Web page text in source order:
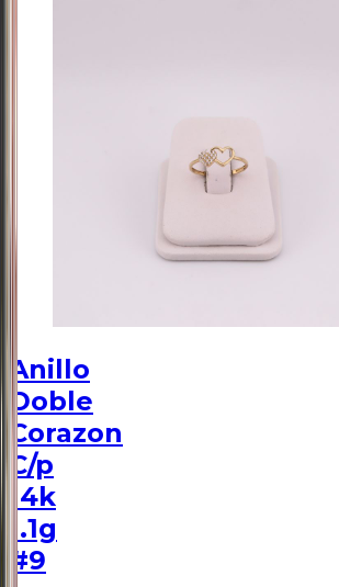
Anillo
Doble
Corazon
C/p
14k
1.1g
#9